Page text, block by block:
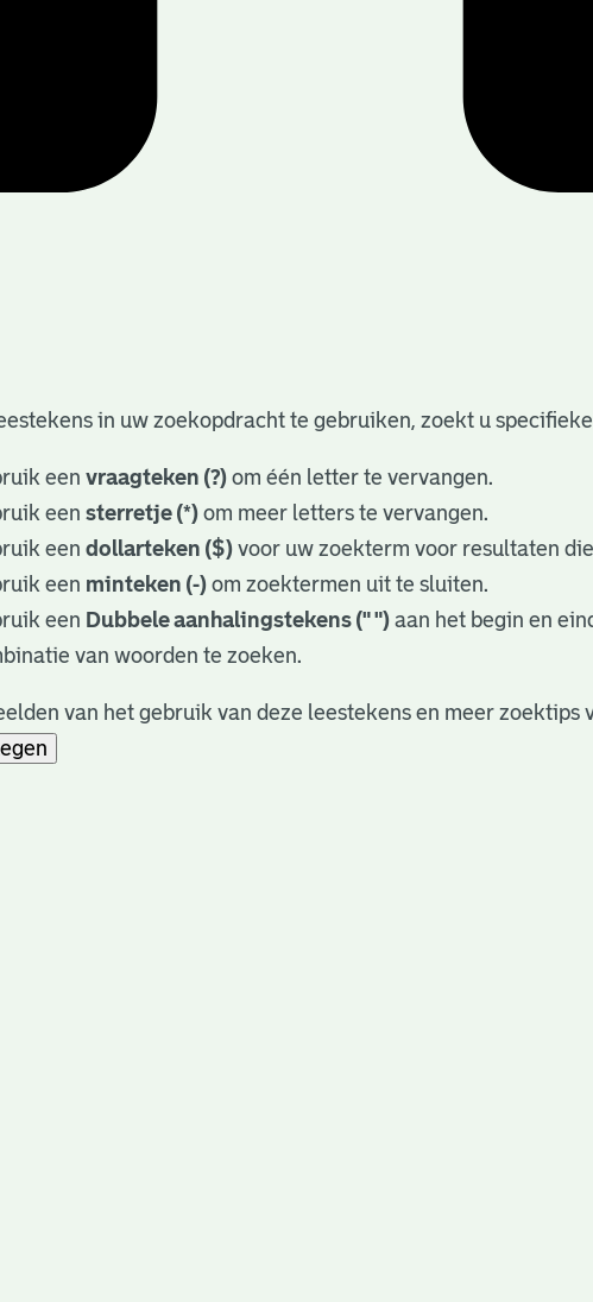
in uw zoekopdracht te gebruiken, zoekt u
eenvraagteken (?) om één letter te vervangen.
eensterretje (*) om meer letters te vervangen.
eendollarteken ($) voor uw zoekterm voor resultaten
een minteken (-) om zoektermen uit te sluiten.
een Dubbele aanhalingstekens (" ") aan het begin en
van woorden te zoeken.
van het gebruik van deze leestekens en meer zoektips